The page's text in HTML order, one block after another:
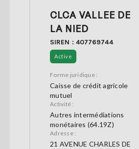
CLCA VALLEE DE
LA NIED
SIREN : 407769744
Active
Forme juridique :
Caisse de crédit agricole
mutuel
Activité :
Autres intermédiations
monétaires (64.19Z)
Adresse :
21 AVENUE CHARLES DE